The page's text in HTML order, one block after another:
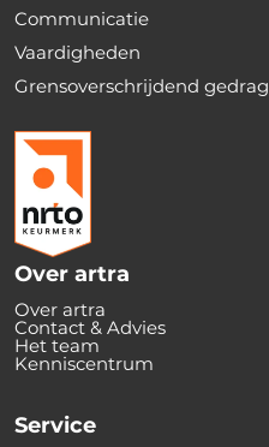
Communicatie
Vaardigheden
Grensoverschrijdend gedrag
Over artra
Over artra
Contact & Advies
Het team
Kenniscentrum
Service